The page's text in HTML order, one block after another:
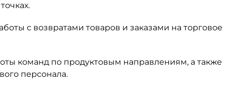
с возвратами товаров и заказами на торговое
команд по продуктовым направлениям, а также
персонала.